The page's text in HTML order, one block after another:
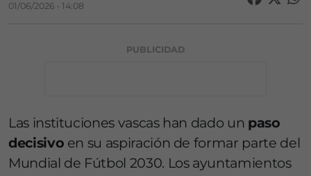
01/06/2026 • 14:08
PUBLICIDAD
Las instituciones vascas han dado un paso
decisivo en su aspiración de formar parte del
Mundial de Fútbol 2030. Los ayuntamientos